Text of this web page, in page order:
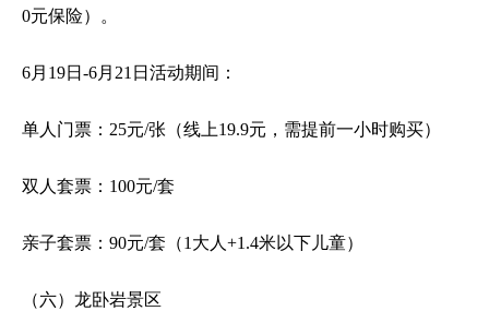
0元保险）。
6月19日-6月21日活动期间：
单人门票：25元/张（线上19.9元，需提前一小时购买）
双人套票：100元/套
亲子套票：90元/套（1大人+1.4米以下儿童）
（六）龙卧岩景区